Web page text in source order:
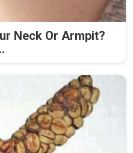
Neck Or Armpit?